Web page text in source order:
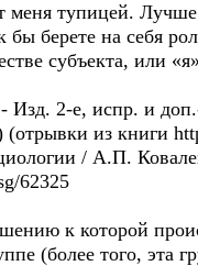
тупицей.
берете на себя
субъекта, или
2-е, испр. и
из книги
/ А.П.
62325
к которой
(более того, эта